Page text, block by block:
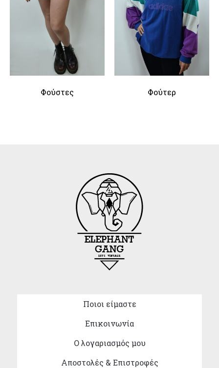
Φούστες Φούτερ
Ποιοι είμαστε
Επικοινωνία
Ο λογαριασμός μου
Αποστολές & Επιστροφές